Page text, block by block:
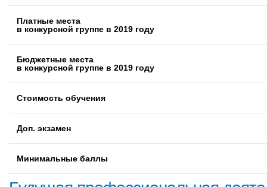
Платные места
в конкурсной группе в 2019 году
Бюджетные места
в конкурсной группе в 2019 году
Стоимость обучения
Доп. экзамен
Минимальные баллы